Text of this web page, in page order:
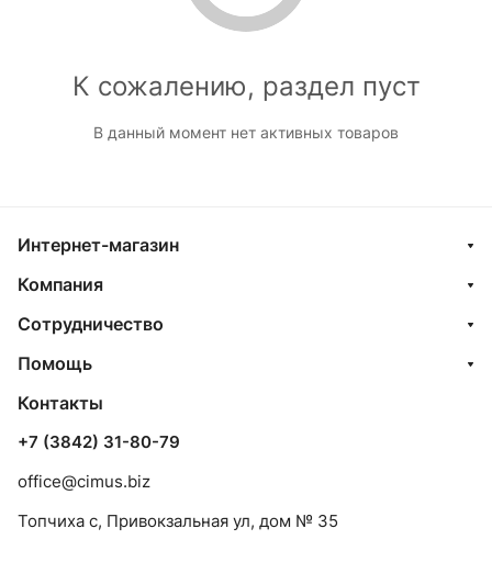
К сожалению, раздел пуст
В данный момент нет активных товаров
Интернет-магазин
Компания
Сотрудничество
Помощь
Контакты
+7 (3842) 31-80-79
office@cimus.biz
Топчиха с, Привокзальная ул, дом № 35